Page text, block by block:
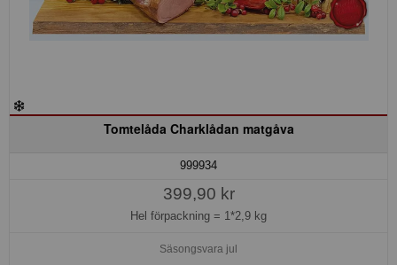
Tomtelåda Charklådan matgåva
999934
399,90 kr
Hel förpackning = 1*2,9 kg
Säsongsvara jul